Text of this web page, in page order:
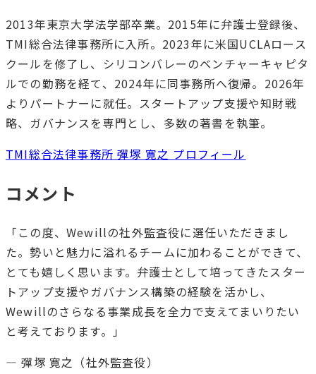
2013年東京大学法学部卒業。2015年に弁護士登録後、
TMI総合法律事務所に入所。2023年に米国UCLAロース
クールを修了し、シリコンバレーのベンチャーキャピタ
ルでの勤務を経て、2024年に同事務所へ復帰。2026年
よりパートナーに就任。スタートアップ支援や知財戦
略、ガバナンスを専門とし、多数の著書を執筆。
TMI総合法律事務所 彈塚 寛之 プロフィール
コメント
「この度、Wewillの社外監査役に選任いただきまし
た。勢いと魅力に溢れるチームに加わることができて、
とても嬉しく思います。弁護士として培ってきたスター
トアップ支援やガバナンス構築の経験を活かし、
Wewillのさらなる事業成長を全力で支えてまいりたい
と考えております。」
― 彈塚 寛之（社外監査役）